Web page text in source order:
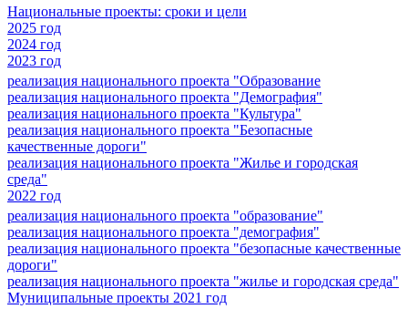
Национальные проекты: сроки и цели
2025 год
2024 год
2023 год
реализация национального проекта "Образование
реализация национального проекта "Демография"
реализация национального проекта "Культура"
реализация национального проекта "Безопасные
качественные дороги"
реализация национального проекта "Жилье и городская
среда"
2022 год
реализация национального проекта "образование"
реализация национального проекта "демография"
реализация национального проекта "безопасные качественные
дороги"
реализация национального проекта "жилье и городская среда"
Муниципальные проекты 2021 год